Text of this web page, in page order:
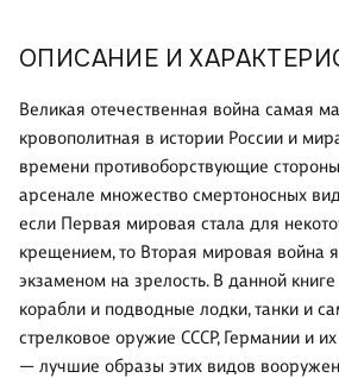
ОПИСАНИЕ И
Великая отечественная война самая
кровополитная в истории России и
времени противоборствующие
арсенале множество смертоносных
если Первая мировая стала для
крещением, то Вторая мировая война
экзаменом на зрелость. В данной
корабли и подводные лодки, танки и
стрелковое оружие СССР, Германии и
— лучшие образы этих видов